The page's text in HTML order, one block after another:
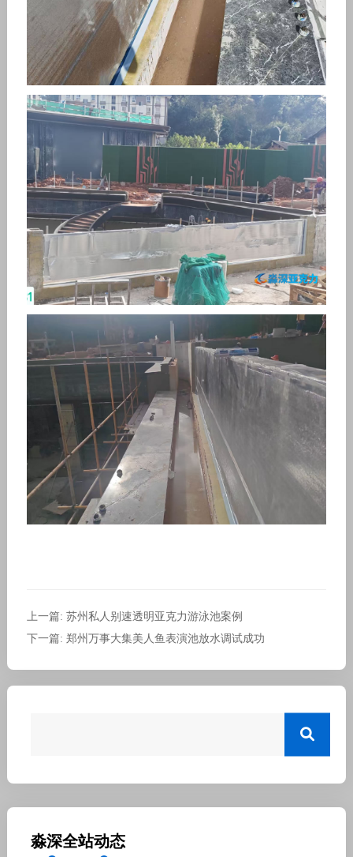
上一篇: 苏州私人别速透明亚克力游泳池案例
下一篇: 郑州万事大集美人鱼表演池放水调试成功
淼深全站动态